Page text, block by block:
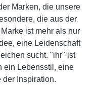
Marken, die unsere
die aus der
ist mehr als nur
eine Leidenschaft
sucht. "ihr" ist
ein Lebensstil, eine
der Inspiration.